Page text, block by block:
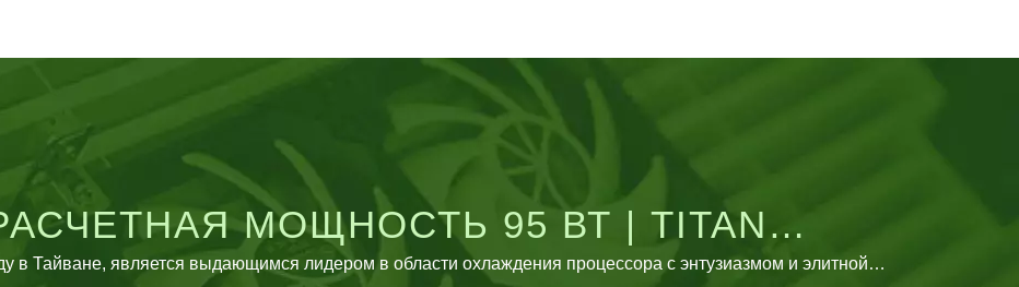
МОЩНОСТЬ 95 ВТ | TITAN
НА ПРОИЗВОДСТВЕ И РАЗРАБОТКЕ
в Тайване, является выдающимся лидером в области охлаждения процессора с энтузиазмом и элитной